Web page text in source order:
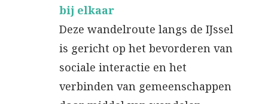
bij elkaar
Deze wandelroute langs de IJssel
is gericht op het bevorderen van
sociale interactie en het
verbinden van gemeenschappen